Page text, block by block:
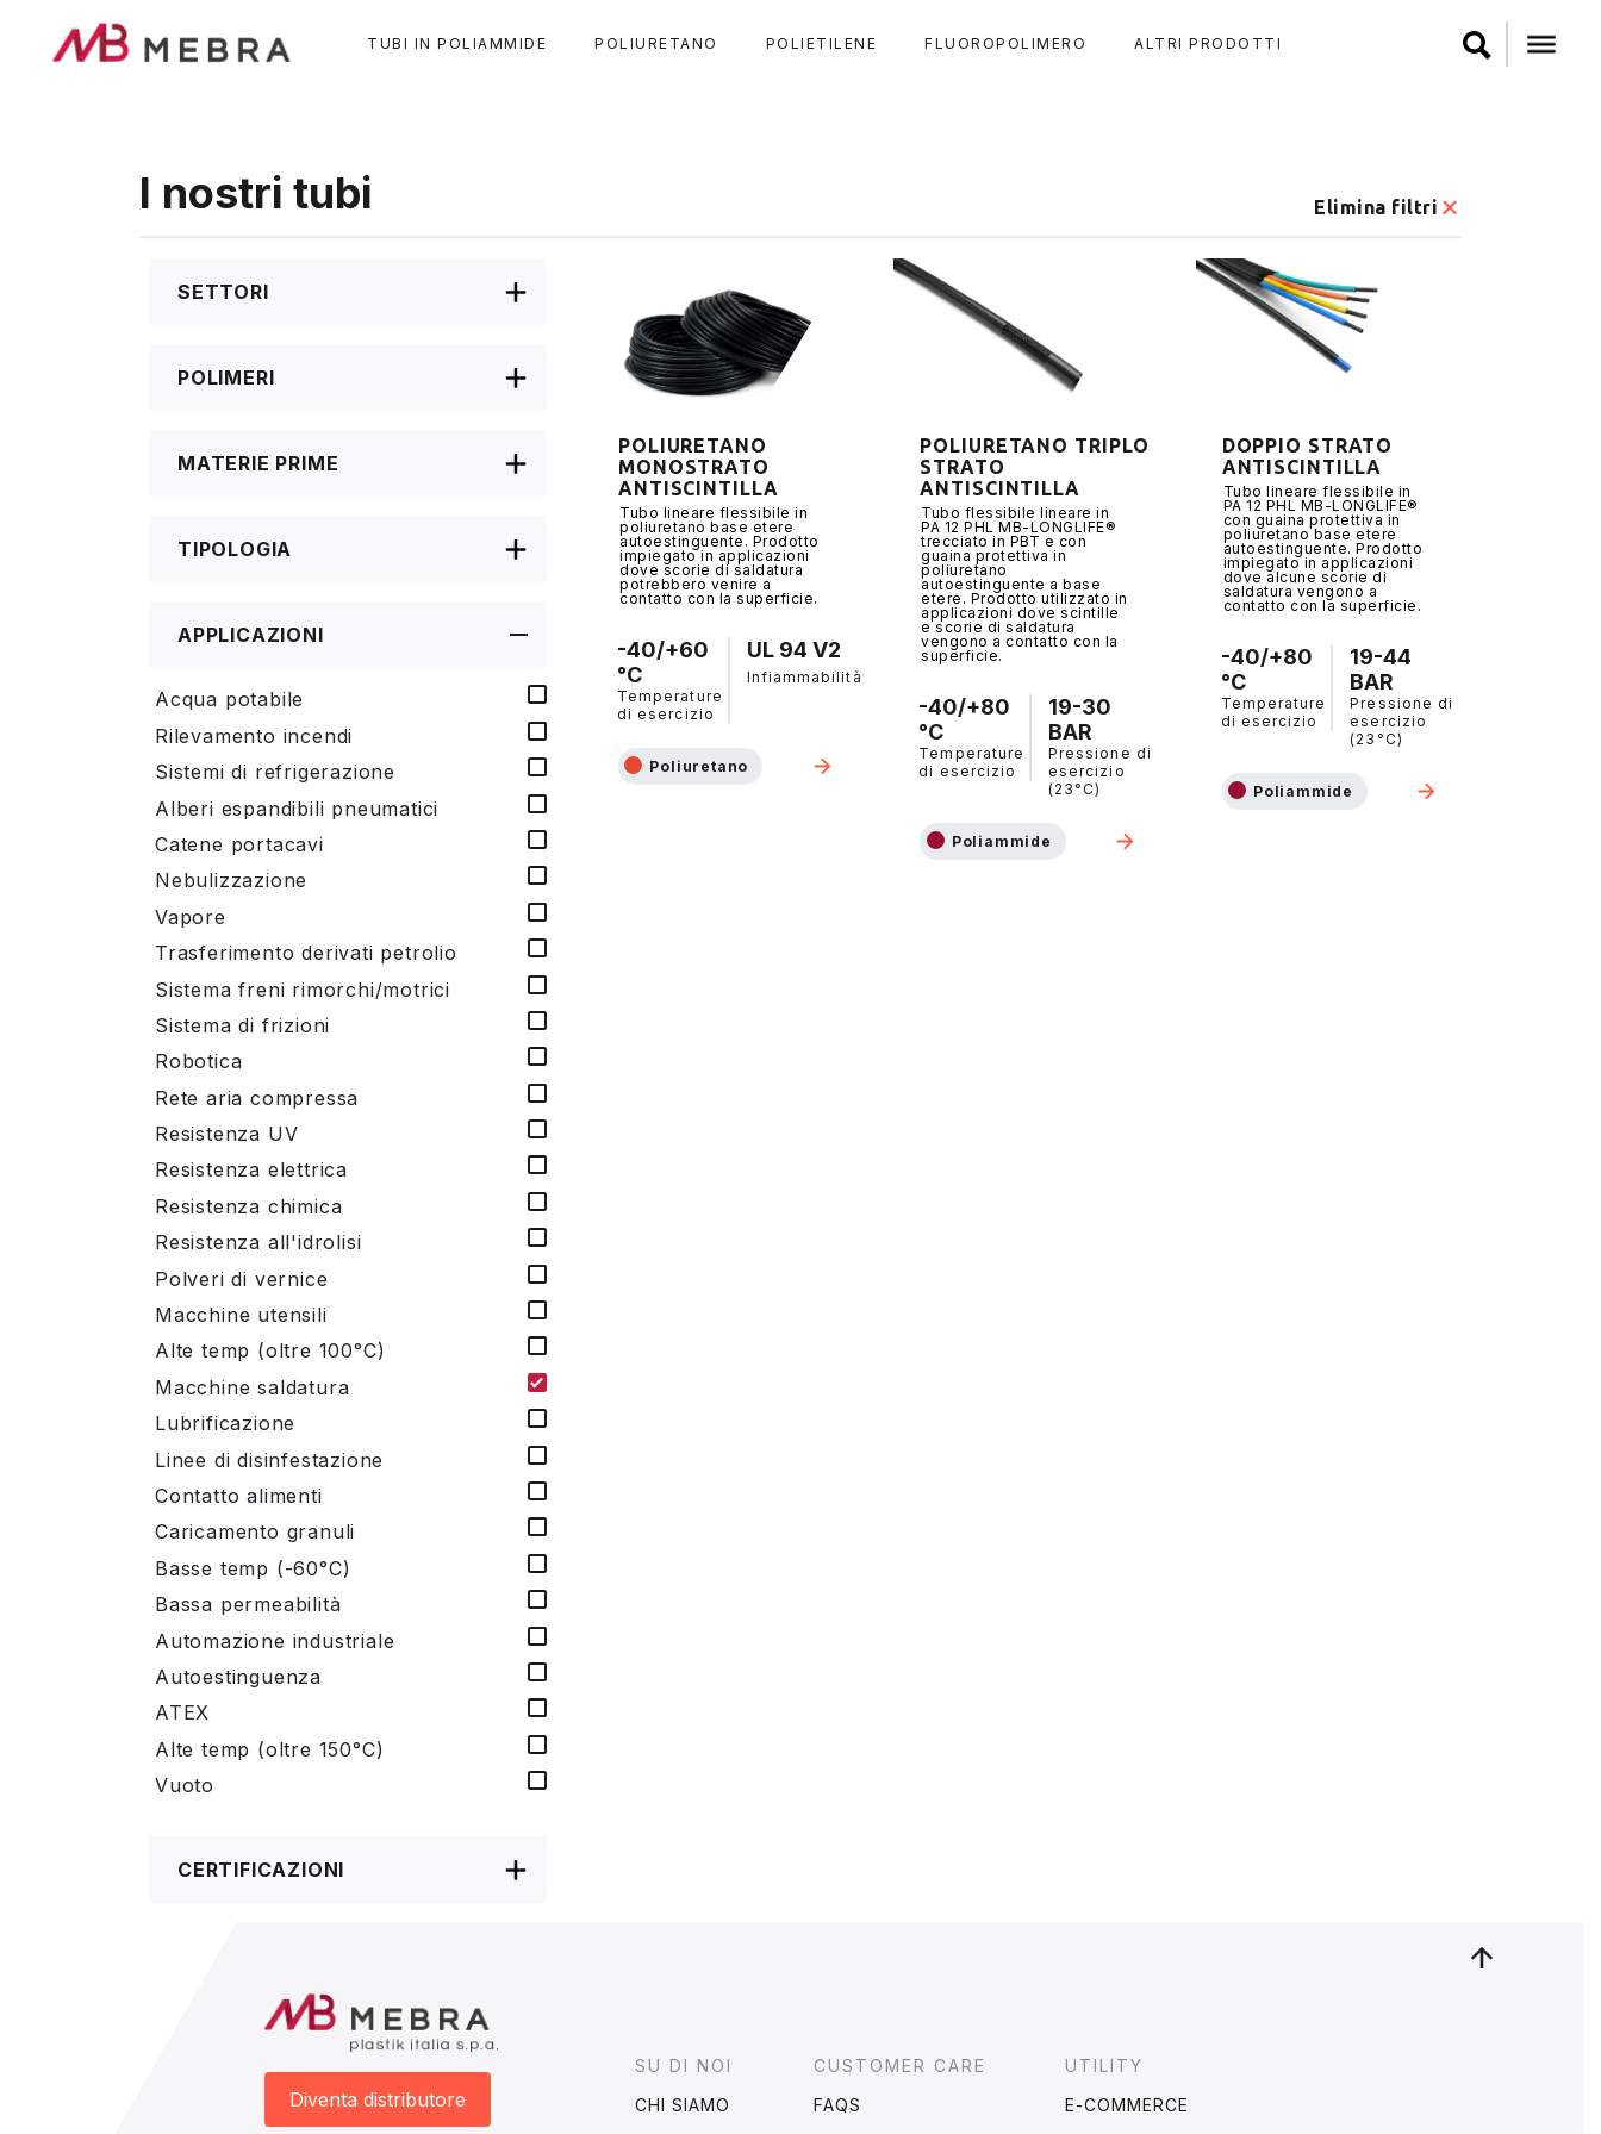
TUBI IN POLIAMMIDE POLIURETANO POLIETILENE FLUOROPOLIMERO ALTRI PRODOTTI
I nostri tubi Elimina filtri
SETTORI
POLIMERI
MATERIE PRIME
TIPOLOGIA
APPLICAZIONI
Acqua potabile
Rilevamento incendi
Sistemi di refrigerazione
Alberi espandibili pneumatici
Catene portacavi
Nebulizzazione
Vapore
Trasferimento derivati petrolio
Sistema freni rimorchi/motrici
Sistema di frizioni
Robotica
Rete aria compressa
Resistenza UV
Resistenza elettrica
Resistenza chimica
Resistenza all'idrolisi
Polveri di vernice
Macchine utensili
Alte temp (oltre 100°C)
Macchine saldatura
Lubrificazione
Linee di disinfestazione
Contatto alimenti
Caricamento granuli
Basse temp (-60°C)
Bassa permeabilità
Automazione industriale
Autoestinguenza
ATEX
Alte temp (oltre 150°C)
Vuoto
CERTIFICAZIONI
POLIURETANO
MONOSTRATO
ANTISCINTILLA
Tubo lineare flessibile in
poliuretano base etere
autoestinguente. Prodotto
impiegato in applicazioni
dove scorie di saldatura
potrebbero venire a
contatto con la superficie.
-40/+60
°C
Temperature
di esercizio
UL 94 V2
Infiammabilità
Poliuretano
POLIURETANO TRIPLO
STRATO
ANTISCINTILLA
Tubo flessibile lineare in
PA 12 PHL MB-LONGLIFE®
trecciato in PBT e con
guaina protettiva in
poliuretano
autoestinguente a base
etere. Prodotto utilizzato in
applicazioni dove scintille
e scorie di saldatura
vengono a contatto con la
superficie.
-40/+80
°C
Temperature
di esercizio
19-30
BAR
Pressione di
esercizio
(23°C)
Poliammide
DOPPIO STRATO
ANTISCINTILLA
Tubo lineare flessibile in
PA 12 PHL MB-LONGLIFE®
con guaina protettiva in
poliuretano base etere
autoestinguente. Prodotto
impiegato in applicazioni
dove alcune scorie di
saldatura vengono a
contatto con la superficie.
-40/+80
°C
Temperature
di esercizio
19-44
BAR
Pressione di
esercizio
(23°C)
Poliammide
Diventa distributore
Footer
SU DI NOI
CHI SIAMO
CUSTOMER CARE
FAQS
UTILITY
E-COMMERCE